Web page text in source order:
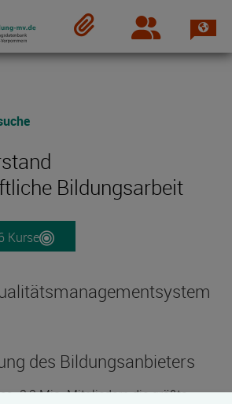
Login
Bildungsarbeit
Kurse
des Bildungsanbieters
2,2 Mio. Mitgliedern die größte